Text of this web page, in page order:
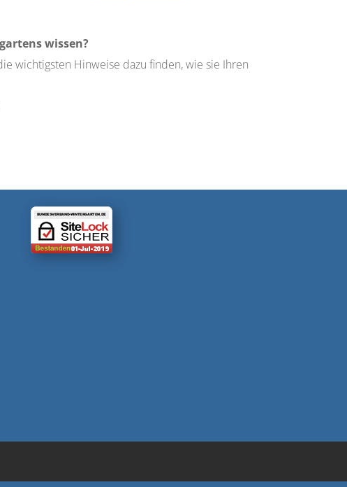
wissen?
wichtigsten Hinweise dazu finden, wie sie Ihren